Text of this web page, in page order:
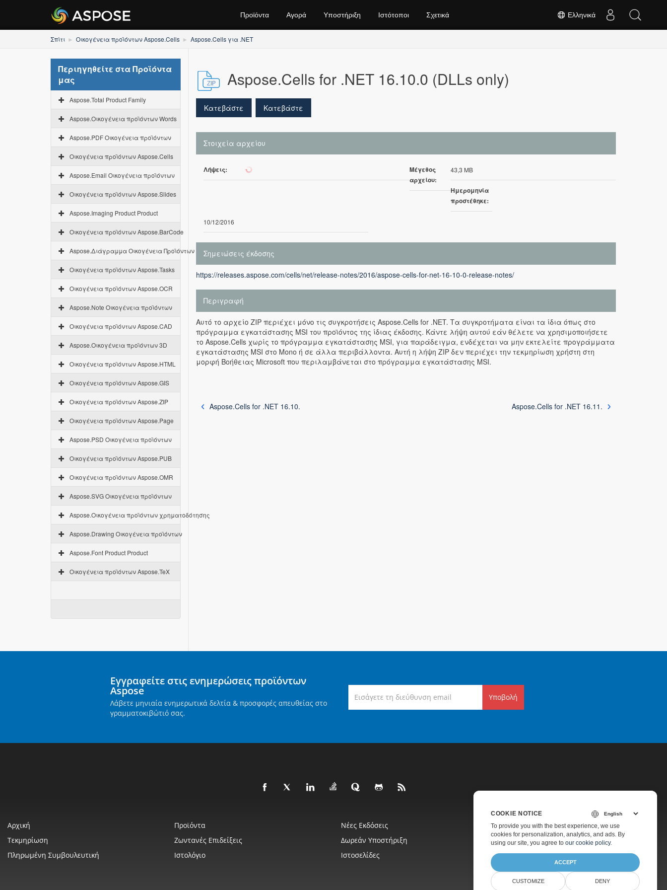
Ελληνικά
Προϊόντα Αγορά Υποστήριξη Ιστότοποι Σχετικά
Σπίτι Οικογένεια προϊόντων Aspose.Cells Aspose.Cells για .NET
Περιηγηθείτε στα Προϊόντα
μας
Aspose.Total Product Family
Aspose.Οικογένεια προϊόντων Words
Aspose.PDF Οικογένεια προϊόντων
Οικογένεια προϊόντων Aspose.Cells
Aspose.Email Οικογένεια προϊόντων
Οικογένεια προϊόντων Aspose.Slides
Aspose.Imaging Product Product
Οικογένεια προϊόντων Aspose.BarCode
Aspose.Διάγραμμα Οικογένεια Προϊόντων
Οικογένεια προϊόντων Aspose.Tasks
Οικογένεια προϊόντων Aspose.OCR
Aspose.Note Οικογένεια προϊόντων
Οικογένεια προϊόντων Aspose.CAD
Aspose.Οικογένεια προϊόντων 3D
Οικογένεια προϊόντων Aspose.HTML
Οικογένεια προϊόντων Aspose.GIS
Οικογένεια προϊόντων Aspose.ZIP
Οικογένεια προϊόντων Aspose.Page
Aspose.PSD Οικογένεια προϊόντων
Οικογένεια προϊόντων Aspose.PUB
Οικογένεια προϊόντων Aspose.OMR
Aspose.SVG Οικογένεια προϊόντων
Aspose.Οικογένεια προϊόντων χρηματοδότησης
Aspose.Drawing Οικογένεια προϊόντων
Aspose.Font Product Product
Οικογένεια προϊόντων Aspose.TeX
Aspose.Cells for .NET 16.10.0 (DLLs only)
Κατεβάστε Κατεβάστε
Στοιχεία αρχείου
Λήψεις: 402
Μέγεθος
αρχείου:
43,3 MB
Ημερομηνία
προστέθηκε:
10/12/2016
Σημειώσεις έκδοσης
https://releases.aspose.com/cells/net/release-notes/2016/aspose-cells-for-net-16-10-0-release-notes/
Περιγραφή
Αυτό το αρχείο ZIP περιέχει μόνο τις συγκροτήσεις Aspose.Cells for .NET. Τα συγκροτήματα είναι τα ίδια όπως στο
πρόγραμμα εγκατάστασης MSI του προϊόντος της ίδιας έκδοσης. Κάντε λήψη αυτού εάν θέλετε να χρησιμοποιήσετε
το Aspose.Cells χωρίς το πρόγραμμα εγκατάστασης MSI, για παράδειγμα, ενδέχεται να μην εκτελείτε προγράμματα
εγκατάστασης MSI στο Mono ή σε άλλα περιβάλλοντα. Αυτή η λήψη ZIP δεν περιέχει την τεκμηρίωση χρήστη στη
μορφή Βοήθειας Microsoft που περιλαμβάνεται στο πρόγραμμα εγκατάστασης MSI.
Aspose.Cells for .NET 16.10. Aspose.Cells for .NET 16.11.
Εγγραφείτε στις ενημερώσεις προϊόντων
Aspose
Λάβετε μηνιαία ενημερωτικά δελτία & προσφορές απευθείας στο
γραμματοκιβώτιό σας.
Υποβολή
Αρχική Προϊόντα Νέες Εκδόσεις
Τιμολόγηση
Τεκμηρίωση
Ζωντανές Επιδείξεις Δωρεάν Υποστήριξη
Πληρωμένη Υποστήριξη
Πληρωμένη Συμβουλευτική
Ιστολόγιο Ιστοσελίδες Σχετικά
COOKIE NOTICE
To provide you with the best experience, we use
cookies for personalization, analytics, and ads. By
using our site, you agree to our cookie policy.
ACCEPT
CUSTOMIZE DENY